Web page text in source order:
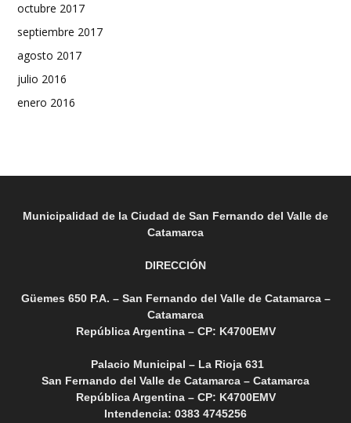
octubre 2017
septiembre 2017
agosto 2017
julio 2016
enero 2016
Municipalidad de la Ciudad de San Fernando del Valle de
Catamarca
DIRECCIÓN
Güemes 650 P.A. – San Fernando del Valle de Catamarca –
Catamarca
República Argentina – CP: K4700EMV
Palacio Municipal – La Rioja 631
San Fernando del Valle de Catamarca – Catamarca
República Argentina – CP: K4700EMV
Intendencia: 0383 4745256